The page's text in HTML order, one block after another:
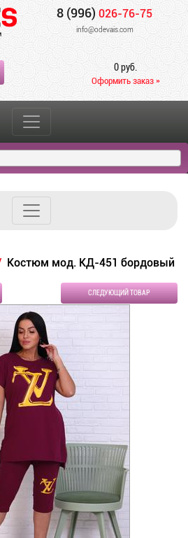
8 (996) 026-76-75
info@odevais.com
0 руб.
Оформить заказ »
Костюм мод. КД-451 бордовый
СЛЕДУЮЩИЙ ТОВАР